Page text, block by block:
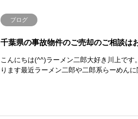
ブログ
千葉県の事故物件のご売却のご相談は
こんにちは(^^)ラーメン二郎大好き川上で
ります最近ラーメン二郎や二郎系らーめんに